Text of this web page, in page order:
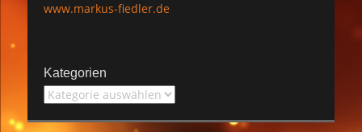
www.markus-fiedler.de
Kategorien
Kategorien